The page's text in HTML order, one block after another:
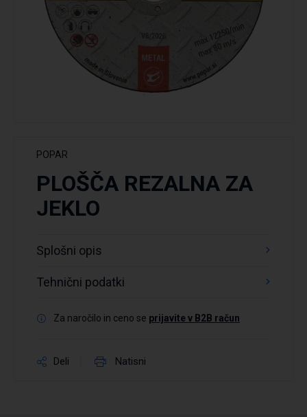
POPAR
PLOŠČA REZALNA ZA
JEKLO
Splošni opis
Tehnični podatki
Za naročilo in ceno se prijavite v B2B račun
Deli Natisni